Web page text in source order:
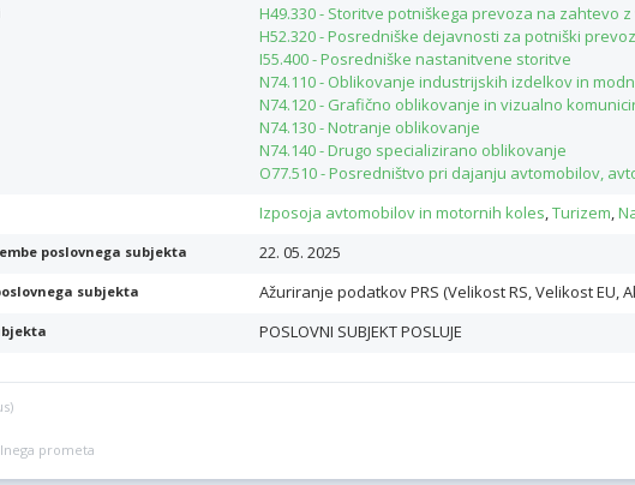
H49.330 - Storitve potniškega prevoza na zahtevo
H52.320 - Posredniške dejavnosti za potniški prevoz
I55.400 - Posredniške nastanitvene storitve
N74.110 - Oblikovanje industrijskih izdelkov in
N74.120 - Grafično oblikovanje in vizualno
N74.130 - Notranje oblikovanje
N74.140 - Drugo specializirano oblikovanje
O77.510 - Posredništvo pri dajanju avtomobilov,
Izposoja avtomobilov in motornih koles ,Turizem ,
poslovnega subjekta 22. 05. 2025
subjekta Ažuriranje podatkov PRS (Velikost RS, Velikost EU,
POSLOVNI SUBJEKT POSLUJE
prometa